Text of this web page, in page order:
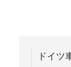
ドイツ